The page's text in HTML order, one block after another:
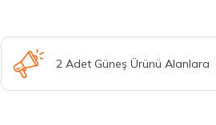
2 Adet Güneş Ürünü Alanlara